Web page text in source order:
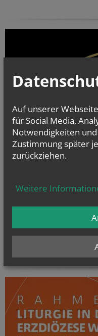
Auf unserer
für Social Media,
Notwendigkeiten
Zustimmung später
zurückziehen.
Weitere